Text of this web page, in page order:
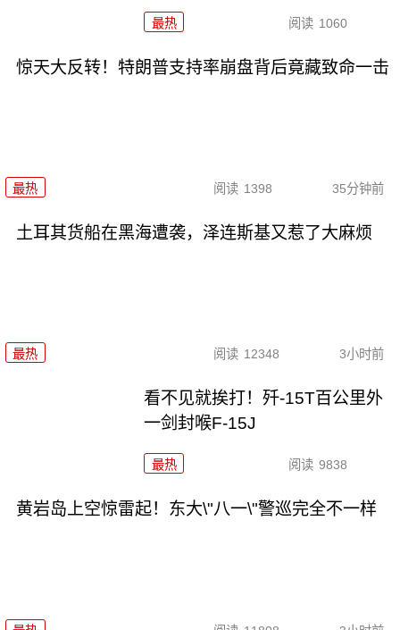
最热 阅读 1060
惊天大反转！特朗普支持率崩盘背后竟藏致命一击
最热 阅读 1398 35分钟前
土耳其货船在黑海遭袭，泽连斯基又惹了大麻烦
最热 阅读 12348 3小时前
看不见就挨打！歼-15T百公里外
一剑封喉F-15J
最热 阅读 9838
黄岩岛上空惊雷起！东大\"八一\"警巡完全不一样